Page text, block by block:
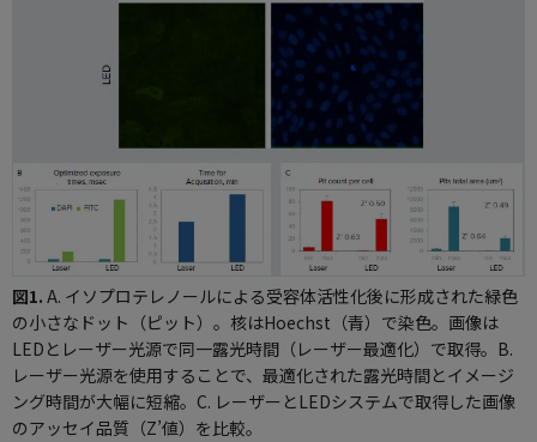
図1. A. イソプロテレノールによる受容体活性化後に形成された緑色
の小さなドット（ピット）。核はHoechst（青）で染色。画像は
LEDとレーザー光源で同一露光時間（レーザー最適化）で取得。B.
レーザー光源を使用することで、最適化された露光時間とイメージ
ング時間が大幅に短縮。C. レーザーとLEDシステムで取得した画像
のアッセイ品質（Z’値）を比較。